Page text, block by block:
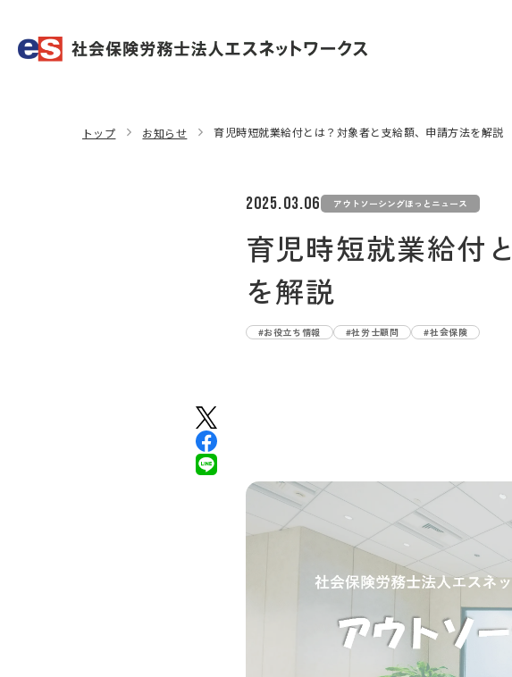
トップ お知らせ 育児時短就業給付とは？対象者と支給額、申請方法を解説
2025.03.06 アウトソーシングほっとニュース
育児時短就業給付
を解説
#お役立ち情報 #社労士顧問 #社会保険